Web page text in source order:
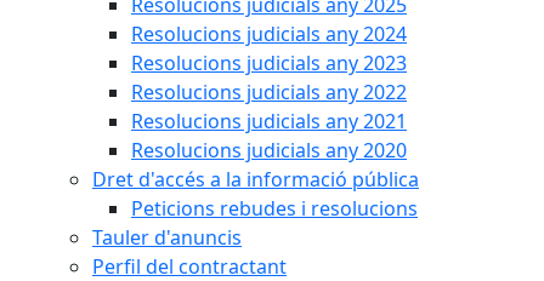
Resolucions judicials any 2024
Resolucions judicials any 2023
Resolucions judicials any 2022
Resolucions judicials any 2021
Resolucions judicials any 2020
Dret d'accés a la informació pública
Peticions rebudes i resolucions
Tauler d'anuncis
Perfil del contractant